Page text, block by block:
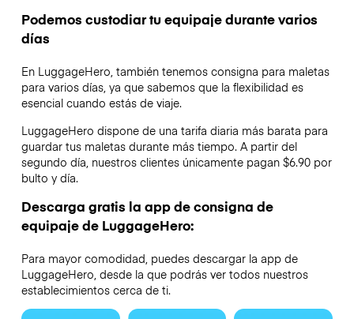
Podemos custodiar tu equipaje durante varios
días
En LuggageHero, también tenemos consigna para maletas
para varios días, ya que sabemos que la flexibilidad es
esencial cuando estás de viaje.
LuggageHero dispone de una tarifa diaria más barata para
guardar tus maletas durante más tiempo. A partir del
segundo día, nuestros clientes únicamente pagan $6.90 por
bulto y día.
Descarga gratis la app de consigna de
equipaje de LuggageHero:
Para mayor comodidad, puedes descargar la app de
LuggageHero, desde la que podrás ver todos nuestros
establecimientos cerca de ti.